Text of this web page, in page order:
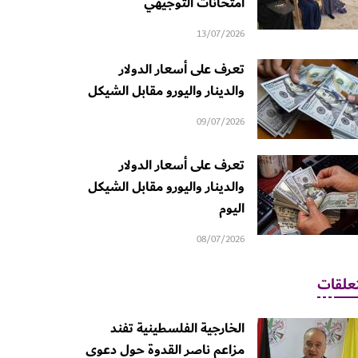
13/07/2026
تعرف على أسعار الدولار
والدينار واليورو مقابل الشيكل
09/07/2026
تعرف على أسعار الدولار
والدينار واليورو مقابل الشيكل
اليوم
08/07/2026
الخارجية الفلسطينية تفند
مزاعم ناصر القدوة حول دعوى